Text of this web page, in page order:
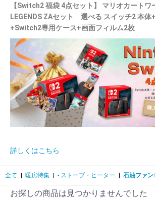
【Switch2 福袋 4点セット】 マリオカートワ
LEGENDS ZAセット 選べる スイッチ2 本体
+Switch2専用ケース+画面フィルム2枚
詳しくはこちら
全て 暖房特集 - ストーブ・ヒーター 石油ファン
お探しの商品は見つかりませんでした